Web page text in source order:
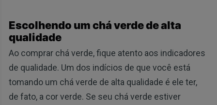
Escolhendo um chá verde de alta
qualidade
Ao comprar chá verde, fique atento aos indicadores
de qualidade. Um dos indícios de que você está
tomando um chá verde de alta qualidade é ele ter,
de fato, a cor verde. Se seu chá verde estiver